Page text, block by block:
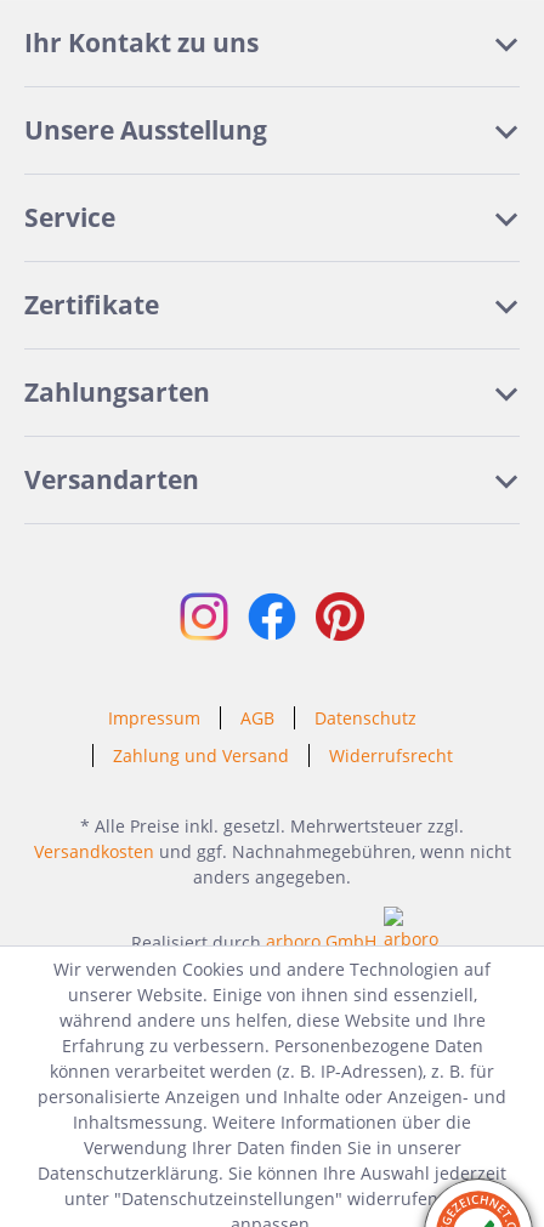
Ihr Kontakt zu uns
Unsere Ausstellung
Service
Zertifikate
Zahlungsarten
Versandarten
Impressum AGB
Datenschutz
Zahlung und Versand
Widerrufsrecht
* Alle Preise inkl. gesetzl. Mehrwertsteuer zzgl.
Versandkosten und ggf. Nachnahmegebühren, wenn nicht
anders angegeben.
Realisiert durcharboro GmbH
Wir verwenden Cookies und andere Technologien auf
unserer Website. Einige von ihnen sind essenziell,
während andere uns helfen, diese Website und Ihre
Erfahrung zu verbessern. Personenbezogene Daten
können verarbeitet werden (z. B. IP-Adressen), z. B. für
personalisierte Anzeigen und Inhalte oder Anzeigen- und
Inhaltsmessung. Weitere Informationen über die
Verwendung Ihrer Daten finden Sie in unserer
Datenschutzerklärung. Sie können Ihre Auswahl jederzeit
unter "Datenschutzeinstellungen" widerrufen oder